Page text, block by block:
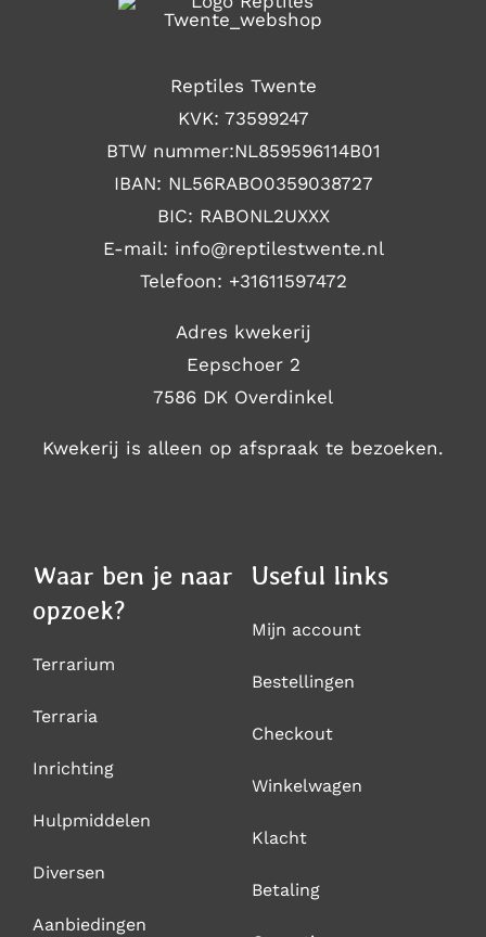
Reptiles Twente
KVK: 73599247
BTW nummer:NL859596114B01
IBAN: NL56RABO0359038727
BIC: RABONL2UXXX
E-mail: info@reptilestwente.nl
Telefoon: +31611597472
Adres kwekerij
Eepschoer 2
7586 DK Overdinkel
Kwekerij is alleen op afspraak te bezoeken.
Waar ben je naar
opzoek?
Terrarium
Terraria
Inrichting
Hulpmiddelen
Diversen
Aanbiedingen
Useful links
Mijn account
Bestellingen
Checkout
Winkelwagen
Klacht
Betaling